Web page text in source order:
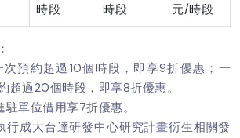
時段 時段 元/時段
次預約超過10個時段，即享9折優惠；一
超過20個時段，即享8折優惠。
單位借用享7折優惠。
行成大台達研發中心研究計畫衍生相關發